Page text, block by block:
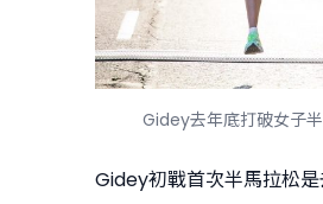
Gidey去年底打破女子半
Gidey初戰首次半馬拉松